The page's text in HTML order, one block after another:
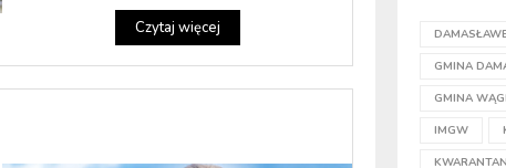
Czytaj więcej
GMINA
GMINA
IMGW